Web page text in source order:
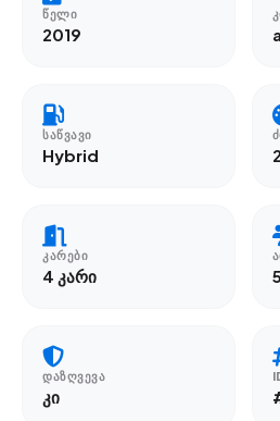
ᲬᲔᲚᲘ
2019
ᲡᲐᲬᲕᲐᲕᲘ
Hybrid
ᲙᲐᲠᲔᲑᲘ
4 კარი
ᲓᲐᲖᲦᲕᲔᲕᲐ
კი